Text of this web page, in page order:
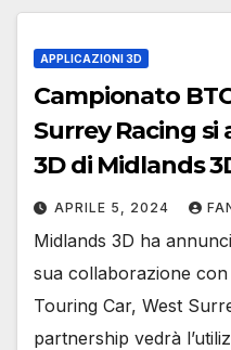
APPLICAZIONI 3D
Campionato
Surrey Racing
3D di Midlands
APRILE 5, 2024
Midlands 3D ha
sua collaborazione
Touring Car, West
partnership vedrà